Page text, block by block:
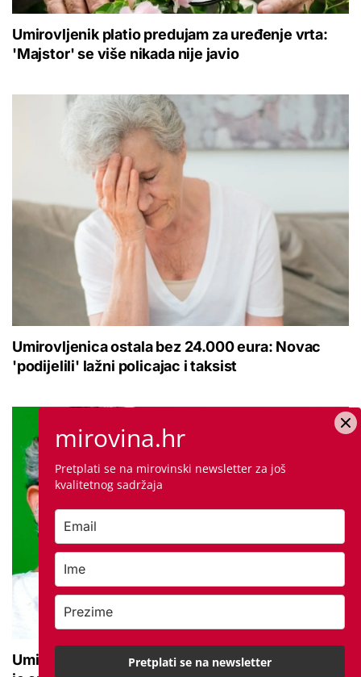
Umirovljenik platio predujam za uređenje vrta:
'Majstor' se više nikada nije javio
Umirovljenica ostala bez 24.000 eura: Novac
'podijelili' lažni policajac i taksist
Umirovljenik ostao bez pola milijuna eura: Sada
mirovina.hr
Pretplati se na mirovinski newsletter za još
kvalitetnog sadržaja
Pretplati se na newsletter